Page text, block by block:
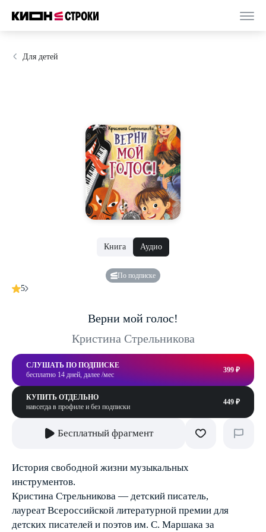
Для детей
Книга Аудио
По подписке
5
Верни мой голос!
Кристина Стрельникова
СЛУШАТЬ ПО ПОДПИСКЕ
бесплатно 14 дней, далее /мес
399 ₽
КУПИТЬ ОТДЕЛЬНО
навсегда в профиле и без подписки
449 ₽
Бесплатный фрагмент
История свободной жизни музыкальных
инструментов.
Кристина Стрельникова — детский писатель,
лауреат Всероссийской литературной премии для
детских писателей и поэтов им. С. Маршака за